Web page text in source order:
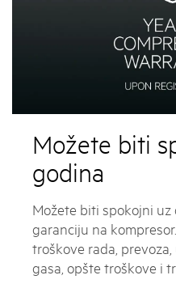
Možete biti
godina
Možete biti spokojni
garanciju na
troškove rada,
gasa, opšte troškove i